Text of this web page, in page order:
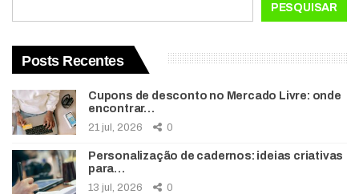
PESQUISAR
Posts Recentes
Cupons de desconto no Mercado Livre: onde
encontrar…
21 jul, 2026 0
Personalização de cadernos: ideias criativas
para…
13 jul, 2026 0